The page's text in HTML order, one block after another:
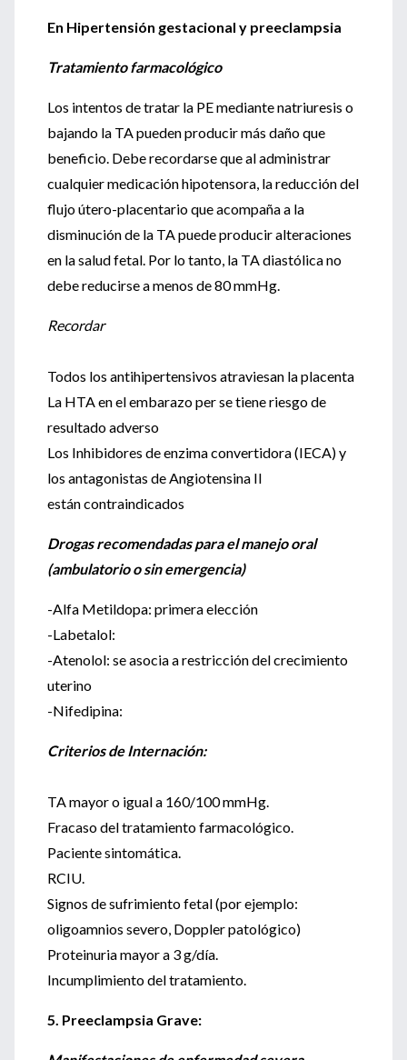
En Hipertensión gestacional y preeclampsia
Tratamiento farmacológico
Los intentos de tratar la PE mediante natriuresis o
bajando la TA pueden producir más daño que
beneficio. Debe recordarse que al administrar
cualquier medicación hipotensora, la reducción del
flujo útero-placentario que acompaña a la
disminución de la TA puede producir alteraciones
en la salud fetal. Por lo tanto, la TA diastólica no
debe reducirse a menos de 80 mmHg.
Recordar
Todos los antihipertensivos atraviesan la placenta
La HTA en el embarazo per se tiene riesgo de
resultado adverso
Los Inhibidores de enzima convertidora (IECA) y
los antagonistas de Angiotensina II
están contraindicados
Drogas recomendadas para el manejo oral
(ambulatorio o sin emergencia)
-Alfa Metildopa: primera elección
-Labetalol:
-Atenolol: se asocia a restricción del crecimiento
uterino
-Nifedipina:
Criterios de Internación:
TA mayor o igual a 160/100 mmHg.
Fracaso del tratamiento farmacológico.
Paciente sintomática.
RCIU.
Signos de sufrimiento fetal (por ejemplo:
oligoamnios severo, Doppler patológico)
Proteinuria mayor a 3 g/día.
Incumplimiento del tratamiento.
5. Preeclampsia Grave: